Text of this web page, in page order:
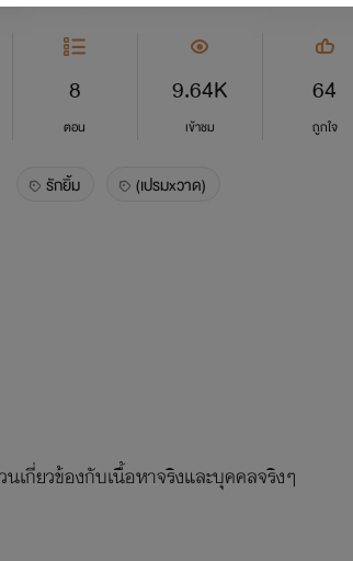
8
ตอน
9.64K
เข้าชม
64
ถูกใจ
รักยิ้ม (เปรมxวาด)
เกี่ยวข้องกับเนื้อหาจริงและบุคคลจริงๆ